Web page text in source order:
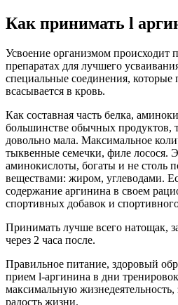
Как принимать l
Усвоение организмом происходит
препаратах для лучшего
специальные соединения,
всасывается в кровь.
Как составная часть белка,
большинстве обычных продуктов,
довольно мала. Максимальное
тыквенные семечки, филе лосося.
аминокислоты, богаты и не столь
веществами: жиром, углеводами.
содержание аргинина в своем
спортивных добавок и
Принимать лучше всего натощак,
через 2 часа после.
Правильное питание, здоровый
прием l-аргинина в дни
максимальную
радость жизни.